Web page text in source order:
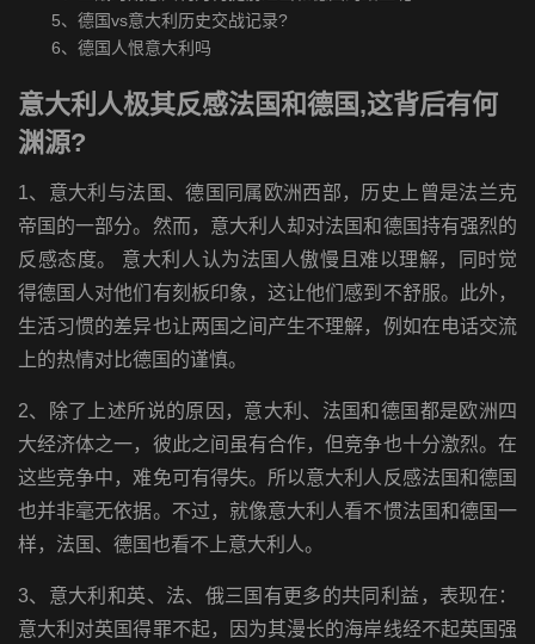
5、 德国vs意大利历史交战记录?
6、 德国人恨意大利吗
意大利人极其反感法国和德国,这背后有何
渊源?
1、意大利与法国、德国同属欧洲西部，历史上曾是法兰克
帝国的一部分。然而，意大利人却对法国和德国持有强烈的
反感态度。 意大利人认为法国人傲慢且难以理解，同时觉
得德国人对他们有刻板印象，这让他们感到不舒服。此外，
生活习惯的差异也让两国之间产生不理解，例如在电话交流
上的热情对比德国的谨慎。
2、除了上述所说的原因，意大利、法国和德国都是欧洲四
大经济体之一，彼此之间虽有合作，但竞争也十分激烈。在
这些竞争中，难免可有得失。所以意大利人反感法国和德国
也并非毫无依据。不过，就像意大利人看不惯法国和德国一
样，法国、德国也看不上意大利人。
3、意大利和英、法、俄三国有更多的共同利益，表现在：
意大利对英国得罪不起，因为其漫长的海岸线经不起英国强